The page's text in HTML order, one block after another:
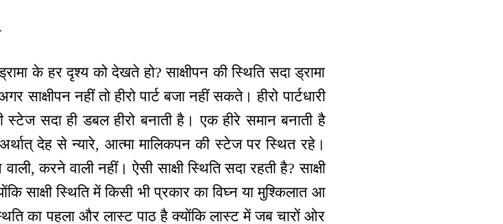
के हर दृश्य को देखते हो? साक्षीपन की स्थिति सदा ड्रामा
साक्षीपन नहीं तो हीरो पार्ट बजा नहीं सकते। हीरो पार्टधारी
स्टेज सदा ही डबल हीरो बनाती है। एक हीरे समान बनाती है
अर्थात् देह से न्यारे, आत्मा मालिकपन की स्टेज पर स्थित रहे।
करने वाली नहीं। ऐसी साक्षी स्थिति सदा रहती है? साक्षी
साक्षी स्थिति में किसी भी प्रकार का विघ्न या मुश्किलात आ
का पहला और लास्ट पाठ है क्योंकि लास्ट में जब चारों ओर